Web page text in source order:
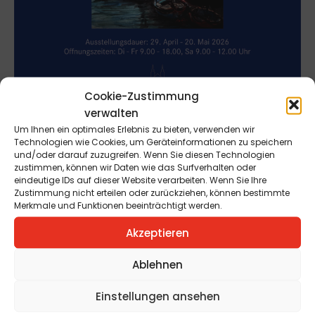
Cookie-Zustimmung
verwalten
Um Ihnen ein optimales Erlebnis zu bieten, verwenden wir
Technologien wie Cookies, um Geräteinformationen zu speichern
und/oder darauf zuzugreifen. Wenn Sie diesen Technologien
zustimmen, können wir Daten wie das Surfverhalten oder
eindeutige IDs auf dieser Website verarbeiten. Wenn Sie Ihre
Zustimmung nicht erteilen oder zurückziehen, können bestimmte
Merkmale und Funktionen beeinträchtigt werden.
Akzeptieren
Ablehnen
Einstellungen ansehen
Bevorstehende
Veranstaltungen
Metamorphosen